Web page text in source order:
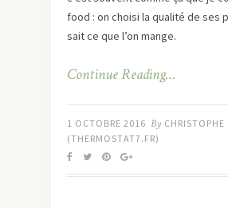
food : on choisi la qualité de ses
sait ce que l’on mange.
Continue Reading…
1 OCTOBRE 2016 By CHRISTOPHE
(THERMOSTAT7.FR)